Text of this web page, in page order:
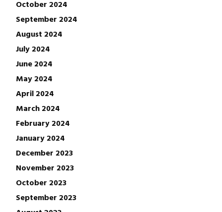
October 2024
September 2024
August 2024
July 2024
June 2024
May 2024
April 2024
March 2024
February 2024
January 2024
December 2023
November 2023
October 2023
September 2023